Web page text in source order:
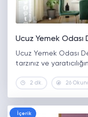
Ucuz Yemek Odası
Ucuz Yemek Odası
tarzınız ve
2 dk. 26
İçerik